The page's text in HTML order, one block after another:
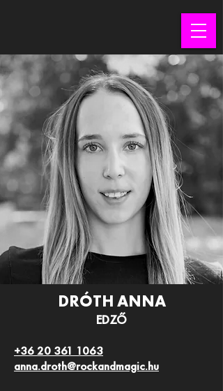
DRÓTH ANNA
EDZŐ
+36 20 361 1063
anna.droth@rockandmagic.hu